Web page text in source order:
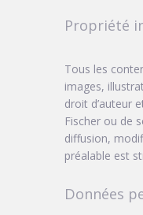
Propriété
Tous les
images,
droit d’auteur
Fischer ou de
diffusion,
préalable est
Données